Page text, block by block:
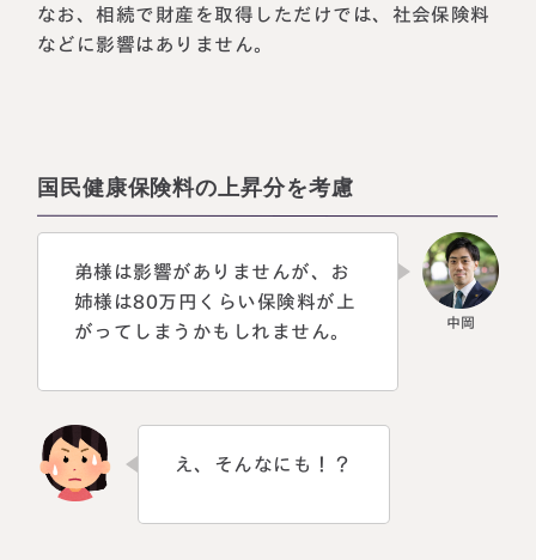
なお、相続で財産を取得しただけでは、社会保険料
などに影響はありません。
国民健康保険料の上昇分を考慮
弟様は影響がありませんが、お
姉様は80万円くらい保険料が上
がってしまうかもしれません。
え、そんなにも！？